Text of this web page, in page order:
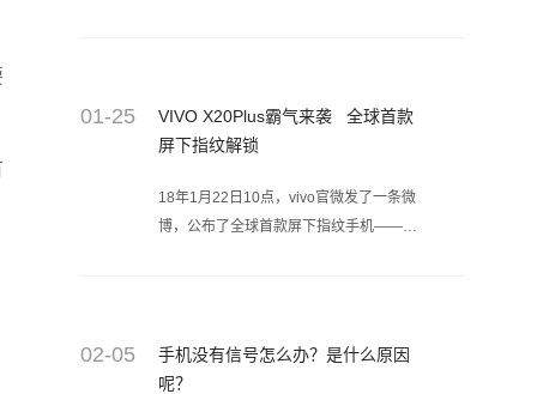
01-25
VIVO X20Plus霸气来袭 全球首款
屏下指纹解锁
18年1月22日10点，vivo官微发了一条微
博，公布了全球首款屏下指纹手机——
02-05
手机没有信号怎么办？是什么原因
呢？